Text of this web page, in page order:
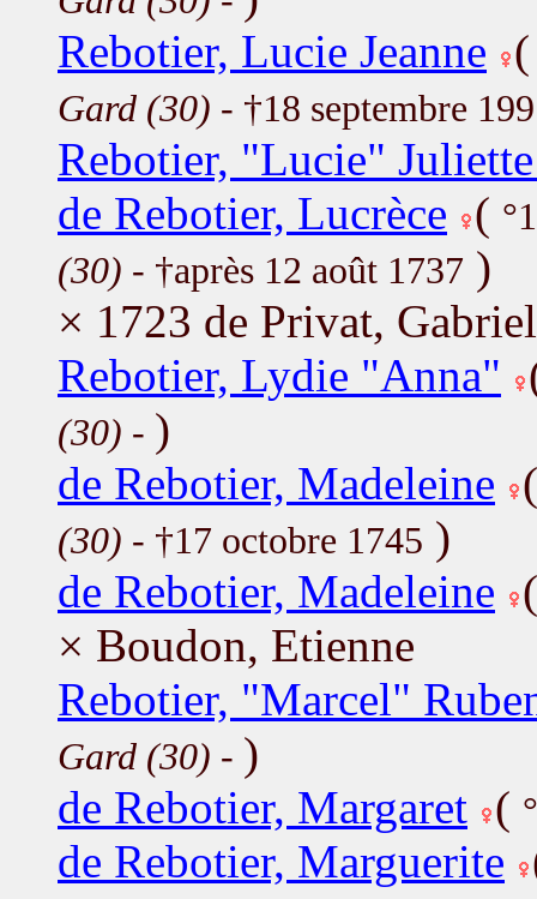
Rebotier, Lucie Jeanne
Gard (30) - †18 septembre
Rebotier, "Lucie"
de Rebotier, Lucrèce (
(30) - †après 12 août 1737 )
× 1723 de Privat, Gabriel
Rebotier, Lydie "Anna"
(30) - )
de Rebotier, Madeleine
(30) - †17 octobre 1745 )
de Rebotier, Madeleine
× Boudon, Etienne
Rebotier, "Marcel"
Gard (30) - )
de Rebotier, Margaret (
de Rebotier, Marguerite